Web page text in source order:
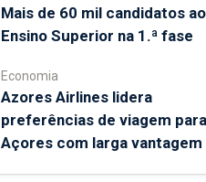
Mais de 60 mil candidatos ao
Ensino Superior na 1.ª fase
Economia
Azores Airlines lidera
preferências de viagem
Açores com larga vantagem